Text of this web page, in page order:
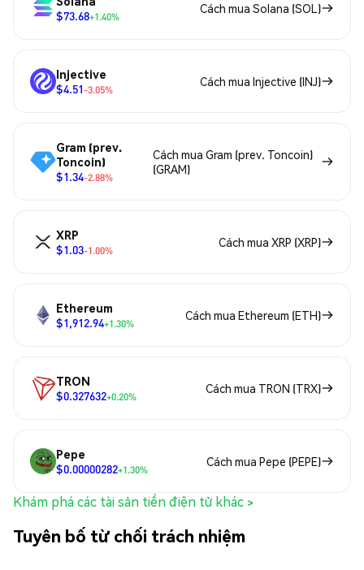
$73.68+1.40%
Cách mua Solana (SOL)
Injective
$4.51-3.05%
Cách mua Injective (INJ)
Gram (prev.
Toncoin)
$1.34-2.88%
Cách mua Gram (prev. Toncoin)
(GRAM)
XRP
$1.03-1.00%
Cách mua XRP (XRP)
Ethereum
$1,912.94+1.30%
Cách mua Ethereum (ETH)
TRON
$0.327632+0.20%
Cách mua TRON (TRX)
Pepe
$0.00000282+1.30%
Cách mua Pepe (PEPE)
Khám phá các tài sản tiền điện tử khác >
Tuyên bố từ chối trách nhiệm